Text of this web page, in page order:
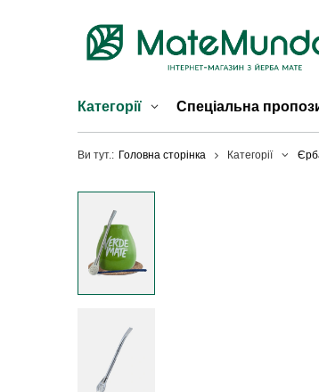
Категорії Спеціальна
Ви тут.: Головна сторінка Категорії